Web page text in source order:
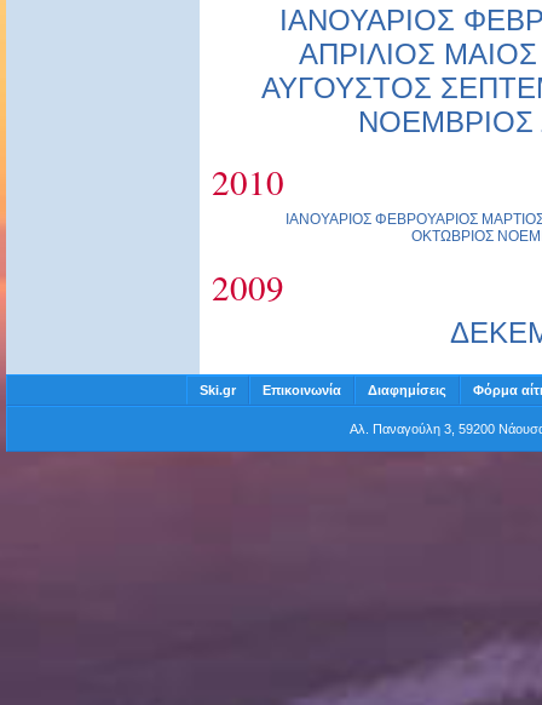
ΙΑΝΟΥΑΡΙΟΣ
ΑΠΡΙΛΙΟΣ ΜΑΙΟΣ
ΑΥΓΟΥΣΤΟΣ
ΝΟΕΜΒΡΙΟΣ
2010
ΙΑΝΟΥΑΡΙΟΣ ΦΕΒΡΟΥΑΡΙΟΣ
ΟΚΤΩΒΡΙΟΣ
2009
Ski.gr Επικοινωνία Διαφημίσεις Φόρμα
Αλ. Παναγούλη 3, 59200